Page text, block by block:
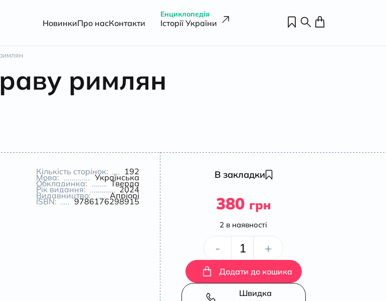
НовинкиПро насКонтакти
Енциклопедія
Історії України
римлян
Кількість сторінок: 192
Мова: Українська
Обкладинка: Тверда
Рік видання: 2024
Видавництво: Апріорі
ISBN: 9786176298915
В закладки
380 грн
2 в наявності
-
Про
кулінарну
справу
+
Додати до кошика
Швидка